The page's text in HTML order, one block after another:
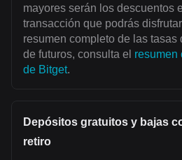
mayores serán los descuentos
transacción que podrás
resumen completo de las tasas
de futuros, consulta el resumen
de Bitget.
Depósitos gratuitos y bajas
retiro